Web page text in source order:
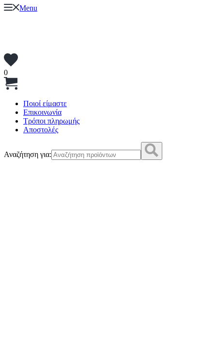
Menu
0
Ποιοί είμαστε
Επικοινωνία
Τρόποι πληρωμής
Αποστολές
Αναζήτηση για: